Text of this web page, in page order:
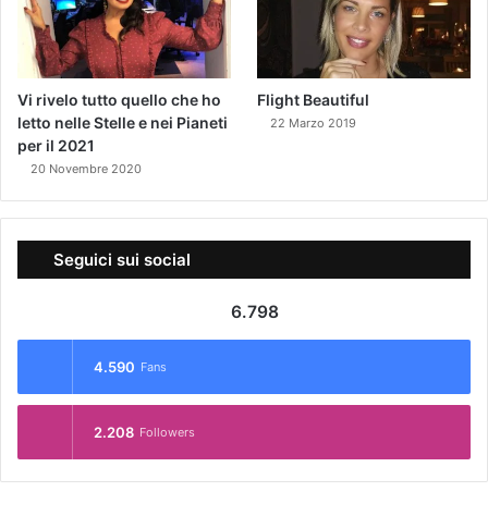
Vi rivelo tutto quello che ho
letto nelle Stelle e nei Pianeti
per il 2021
20 Novembre 2020
Flight Beautiful
22 Marzo 2019
Seguici sui social
6.798
4.590 Fans
2.208 Followers